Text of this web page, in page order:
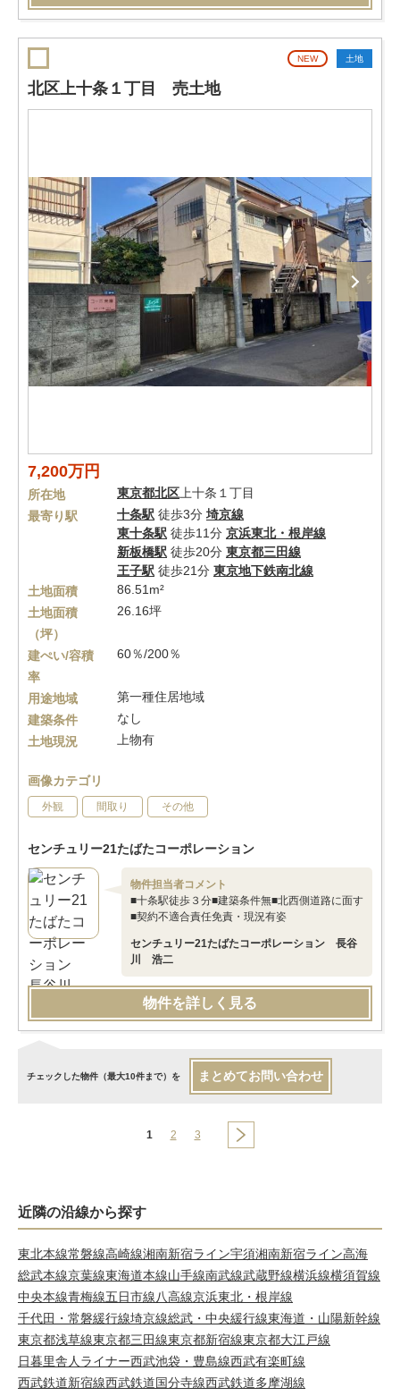
NEW 土地
北区上十条１丁目 売土地
7,200万円
所在地 東京都北区 上十条１丁目
最寄り駅
十条駅 徒歩3分 埼京線
東十条駅 徒歩11分 京浜東北・根岸線
新板橋駅 徒歩20分 東京都三田線
王子駅 徒歩21分 東京地下鉄南北線
土地面積
86.51m²
土地面積
（坪）
26.16坪
建ぺい/容積
率
60％/200％
用途地域
第一種住居地域
建築条件
なし
土地現況
上物有
画像カテゴリ
外観 間取り その他
センチュリー21たばたコーポレーション
物件担当者コメント
■十条駅徒歩３分■建築条件無■北西側道路に面す
■契約不適合責任免責・現況有姿
センチュリー21たばたコーポレーション 長谷
川 浩二
物件を詳しく見る
チェックした物件（最大10件まで）を まとめてお問い合わせ
1 2 3
近隣の沿線から探す
東北本線常磐線高崎線湘南新宿ライン宇須湘南新宿ライン高海
総武本線京葉線東海道本線山手線南武線武蔵野線横浜線横須賀線
中央本線青梅線五日市線八高線京浜東北・根岸線
千代田・常磐緩行線埼京線総武・中央緩行線東海道・山陽新幹線
東京都浅草線東京都三田線東京都新宿線東京都大江戸線
日暮里舎人ライナー西武池袋・豊島線西武有楽町線
西武鉄道新宿線西武鉄道国分寺線西武鉄道多摩湖線